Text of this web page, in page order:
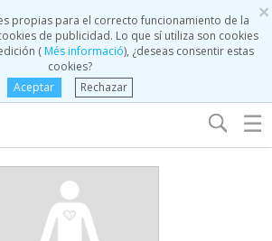
×
propias para el correcto funcionamiento de la
de publicidad. Lo que sí utiliza son cookies
(Més informació), ¿deseas consentir estas
cookies?
Aceptar
Rechazar
☰